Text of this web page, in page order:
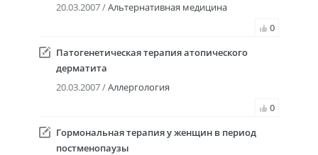
20.03.2007 /Альтернативная медицина
0
Патогенетическая терапия атопического
дерматита
20.03.2007 /Аллергология
0
Гормональная терапия у женщин в период
постменопаузы